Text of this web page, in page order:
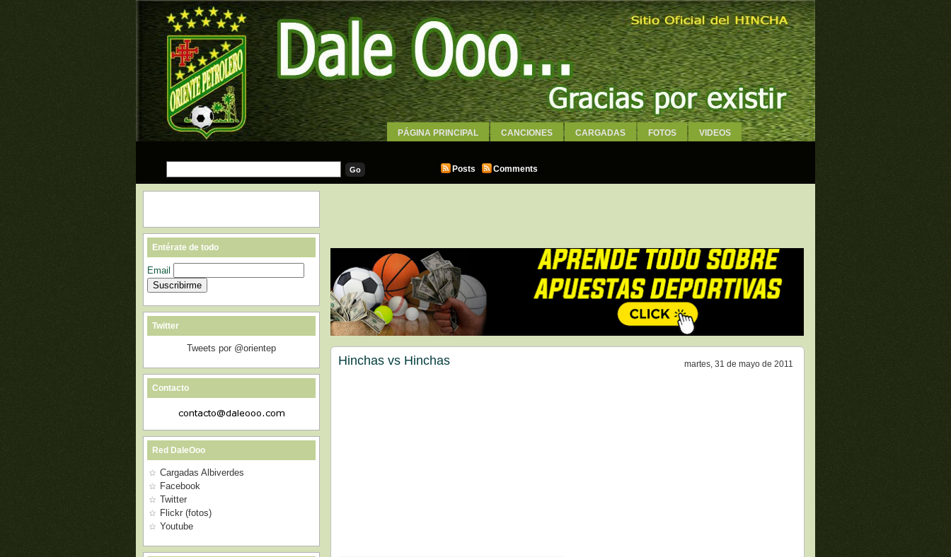
PÁGINA PRINCIPAL CANCIONES CARGADAS FOTOS VIDEOS
Posts
Comments
martes, 31 de mayo de 2011
Hinchas vs Hinchas
Entérate de todo
Email
Twitter
Tweets por @orientep
Contacto
Red DaleOoo
Cargadas Albiverdes
Facebook
Twitter
Flickr (fotos)
Youtube